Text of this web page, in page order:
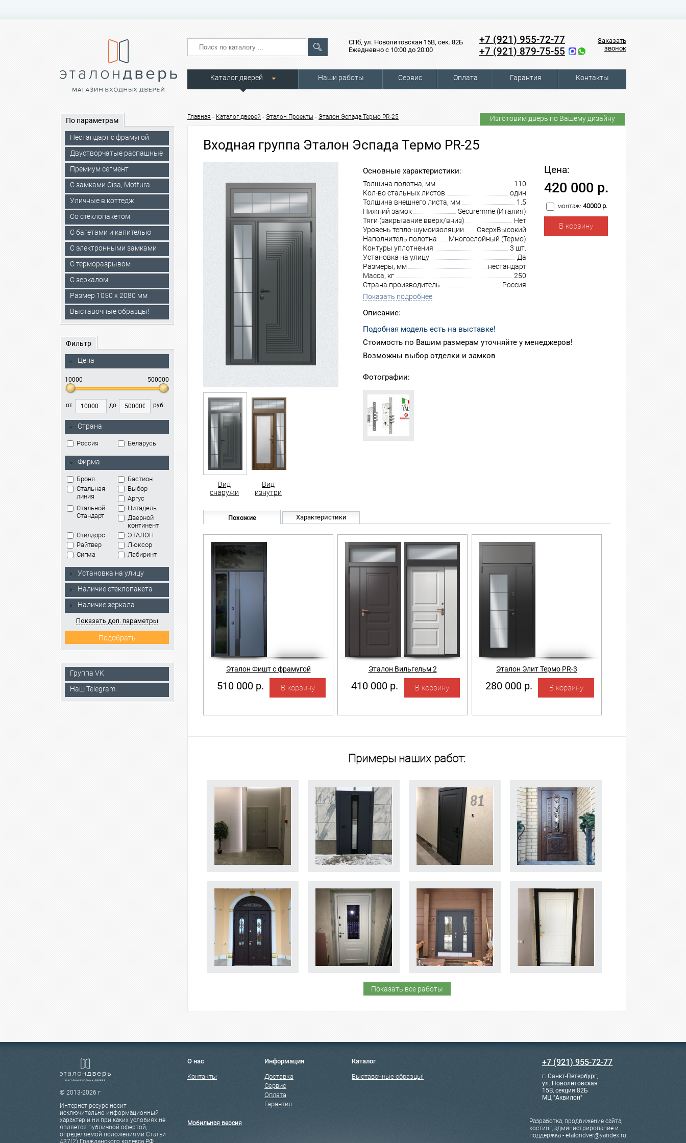
СПб, ул. Новолитовская 15В, сек. 82Б
Ежедневно с 10:00 до 20:00
+7 (921) 955-72-77
+7 (921) 879-75-55
Заказать
звонок
Каталог дверей Наши работы Сервис Оплата Гарантия Контакты
По параметрам
Нестандарт с фрамугой
Двустворчатые распашные
Премиум сегмент
C замками Cisa, Mottura
Уличные в коттедж
Со стеклопакетом
С багетами и капителью
C электронными замками
С терморазрывом
С зеркалом
Размер 1050 х 2080 мм
Выставочные образцы!
Фильтр
Цена
10000 500000
от до руб.
Страна
Россия Беларусь
Фирма
Броня
Бастион
Стальная
линия
Выбор
Аргус
Стальной
Стандарт
Цитадель
Дверной
континент
Стилдорс
ЭТАЛОН
Райтвер
Люксор
Сигма
Лабиринт
Установка на улицу
Наличие стеклопакета
Наличие зеркала
Показать доп. параметры
Группа VK
Наш Telegram
Главная - Каталог дверей - Эталон Проекты - Эталон Эспада Термо PR-25 Изготовим дверь по Вашему дизайну
Входная группа Эталон Эспада Термо PR-25
Вид
снаружи
Вид
изнутри
Основные характеристики:
Толщина полотна, мм
110
Кол-во стальных листов
один
Толщина внешнего листа, мм
1.5
Нижний замок
Securemme (Италия)
Тяги (закрывание вверх/вниз)
Нет
Уровень тепло-шумоизоляции
СверхВысокий
Наполнитель полотна
Многослойный (Термо)
Контуры уплотнения
3 шт.
Установка на улицу
Да
Размеры, мм
нестандарт
Масса, кг
250
Страна производитель
Россия
Показать подробнее
Цена:
420 000 р.
монтаж: 40000 р.
Описание:
Подобная модель есть на выставке!
Стоимость по Вашим размерам уточняйте у менеджеров!
Возможны выбор отделки и замков
Фотографии:
Похожие Характеристики
Эталон Фишт с фрамугой
510 000 р.
Эталон Вильгельм 2
410 000 р.
Эталон Элит Термо PR-3
280 000 р.
Примеры наших работ:
Показать все работы
© 2013-2026 г
Интернет-ресурс носит
исключительно информационный
характер и ни при каких условиях не
является публичной офертой,
определяемой положениями Статьи
437(2) Гражданского кодекса РФ.
О нас
Контакты
Информация
Доставка
Сервис
Оплата
Гарантия
Каталог
Выставочные образцы!
Мобильная версия
+7 (921) 955-72-77
г. Санкт-Петербург,
ул. Новолитовская
15В, секция 82Б
МЦ "Аквилон"
Разработка, продвижение сайта,
хостинг, администрирование и
поддержка - etalondver@yandex.ru